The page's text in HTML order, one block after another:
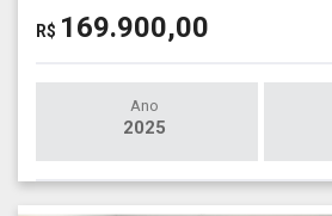
R$ 169.900,00
Ano
2025